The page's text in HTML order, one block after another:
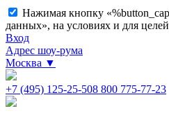
Нажимая кнопку
данных», на условиях и для
Вход
Адрес шоу-рума
Москва ▼
+7 (495) 125-25-508 800 775-77-23